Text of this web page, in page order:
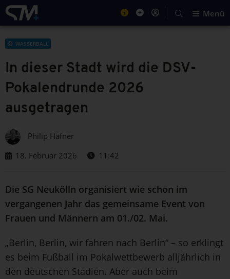
Menü
WASSERBALL
In dieser Stadt wird die DSV-
Pokalendrunde 2026
ausgetragen
Philip Häfner
18. Februar 2026
11:42
Die SG Neukölln organisiert wie schon im
vergangenen Jahr das gemeinsame Event von
Frauen und Männern am 01./02. Mai.
„Berlin, Berlin, wir fahren nach Berlin“ – so erklingt
es beim Fußball im Pokalwettbewerb alljährlich in
den deutschen Stadien. Aber auch beim